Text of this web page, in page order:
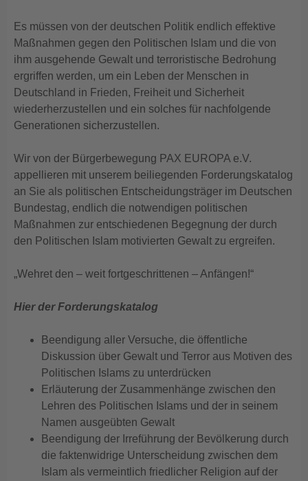
Es müssen von der deutschen Politik endlich effektive
Maßnahmen gegen den Politischen Islam und die von
ihm ausgehende Gewalt und terroristische Bedrohung
ergriffen werden, um ein Leben der Menschen in
Deutschland in Frieden, Freiheit und Sicherheit
wiederherzustellen und ein solches für nachfolgende
Generationen sicherzustellen.
Wir von der Bürgerbewegung PAX EUROPA e.V.
appellieren mit unserem beiliegenden Forderungskatalog
an Sie als politischen Entscheidungsträger im Deutschen
Bundestag, endlich die notwendigen politischen
Maßnahmen zur entschiedenen Begegnung der durch
den Politischen Islam motivierten Gewalt zu ergreifen.
„Wehret den – weit fortgeschrittenen – Anfängen!“
Hier der Forderungskatalog
Beendigung aller Versuche, die öffentliche
Diskussion über Gewalt und Terror aus Motiven des
Politischen Islams zu unterdrücken
Erläuterung der Zusammenhänge zwischen den
Lehren des Politischen Islams und der in seinem
Namen ausgeübten Gewalt
Beendigung der Irreführung der Bevölkerung durch
die faktenwidrige Unterscheidung zwischen dem
Islam als vermeintlich friedlicher Religion auf der